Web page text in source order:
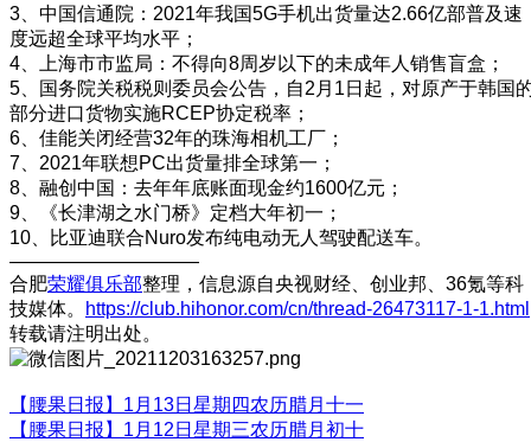
3、中国信通院：2021年我国5G手机出货量达2.66亿部普及速
度远超全球平均水平；
4、上海市市监局：不得向8周岁以下的未成年人销售盲盒；
5、国务院关税税则委员会公告，自2月1日起，对原产于韩国
部分进口货物实施RCEP协定税率；
6、佳能关闭经营32年的珠海相机工厂；
7、2021年联想PC出货量排全球第一；
8、融创中国：去年年底账面现金约1600亿元；
9、《长津湖之水门桥》定档大年初一；
10、比亚迪联合Nuro发布纯电动无人驾驶配送车。
——————————
合肥荣耀俱乐部整理，信息源自央视财经、创业邦、36氪等科
技媒体。
https://club.hihonor.com/cn/thread-26473117-1-1.html
转载请注明出处。
【腰果日报】1月13日星期四农历腊月十一
【腰果日报】1月12日星期三农历腊月初十